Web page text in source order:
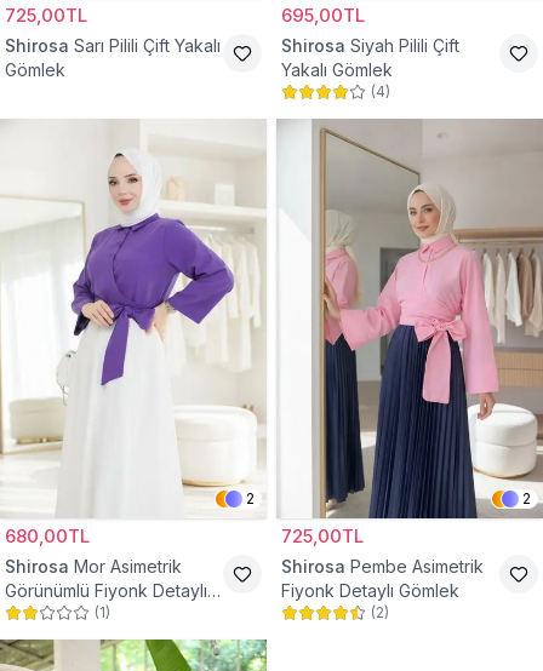
725,00TL
Shirosa Sarı Pilili Çift Yakalı
Gömlek
695,00TL
Shirosa Siyah Pilili Çift
Yakalı Gömlek
(4)
2
680,00TL
Shirosa Mor Asimetrik
Görünümlü Fiyonk Detaylı
Gömlek
(1)
2
725,00TL
Shirosa Pembe Asimetrik
Fiyonk Detaylı Gömlek
(2)